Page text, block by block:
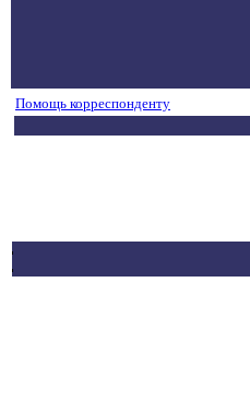
Помощь корреспонденту